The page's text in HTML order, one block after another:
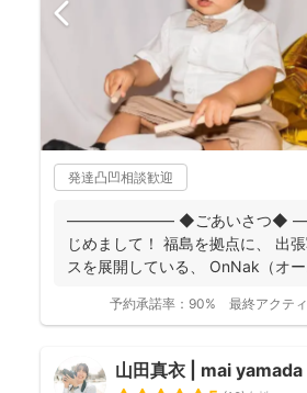
発達凸凹相談歓迎
――――――― ◆ごあいさつ◆
じめまして！ 福島を拠点に、 出
スを展開している、 OnNak（オ
予約承諾率： 90% 最終アクティ
山田真衣 | mai yamada